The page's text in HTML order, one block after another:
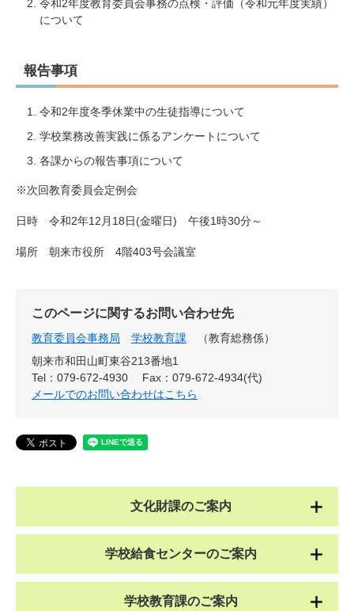
令和2年度教育委員会事務の点検・評価（令和元年度実績）
について
報告事項
令和2年度冬季休業中の生徒指導について
学校業務改善実践に係るアンケートについて
各課からの報告事項について
※次回教育委員会定例会
日時 令和2年12月18日(金曜日) 午後1時30分～
場所 朝来市役所 4階403号会議室
このページに関するお問い合わせ先
教育委員会事務局 学校教育課
教育総務係
朝来市和田山町東谷213番地1
Tel：079-672-4930
Fax：079-672-4934(代)
メールでのお問い合わせはこちら
文化財課のご案内
学校給食センターのご案内
学校教育課のご案内